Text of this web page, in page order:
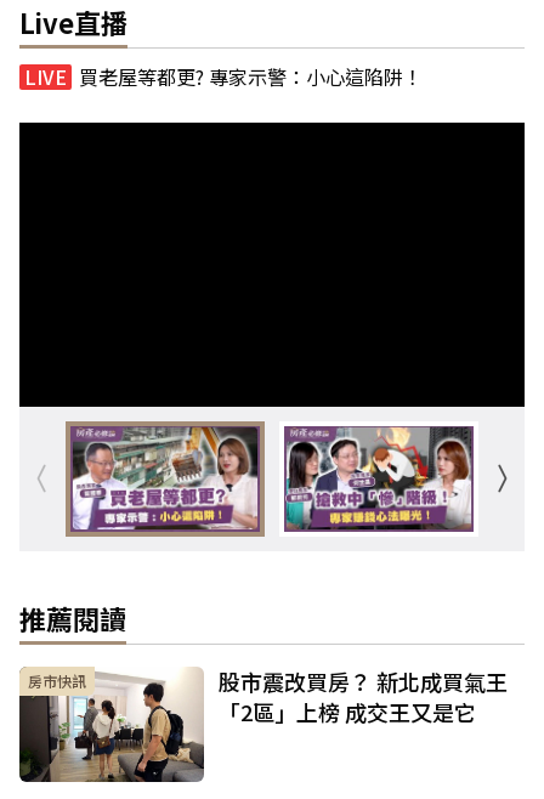
Live直播
買老屋等都更? 專家示警：小心這陷阱！
推薦閱讀
房市快訊
股市震改買房？ 新北成買氣王
「2區」上榜 成交王又是它